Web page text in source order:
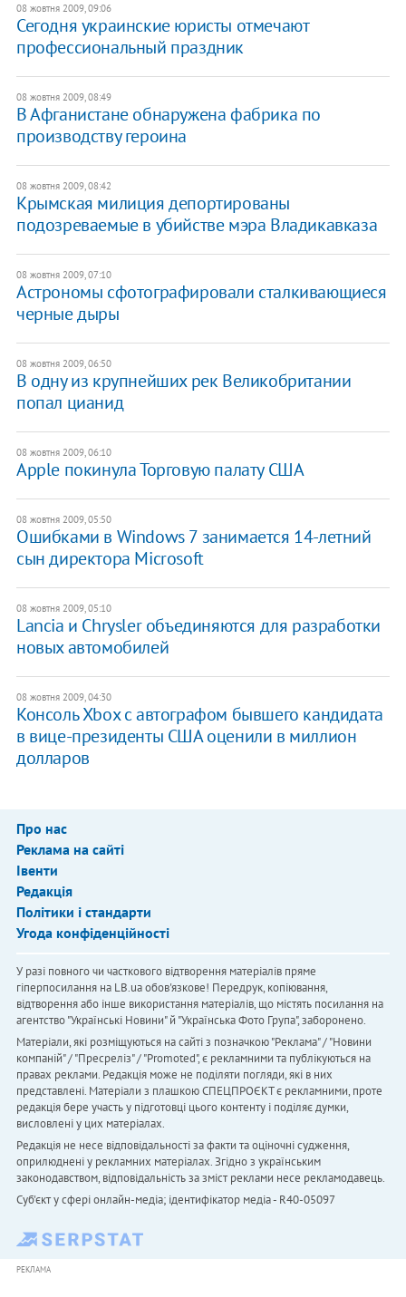
08 жовтня 2009, 09:06
Сегодня украинские юристы отмечают
профессиональный праздник
08 жовтня 2009, 08:49
В Афганистане обнаружена фабрика по
производству героина
08 жовтня 2009, 08:42
Крымская милиция депортированы
подозреваемые в убийстве мэра Владикавказа
08 жовтня 2009, 07:10
Астрономы сфотографировали сталкивающиеся
черные дыры
08 жовтня 2009, 06:50
В одну из крупнейших рек Великобритании
попал цианид
08 жовтня 2009, 06:10
Apple покинула Торговую палату США
08 жовтня 2009, 05:50
Ошибками в Windows 7 занимается 14-летний
сын директора Microsoft
08 жовтня 2009, 05:10
Lancia и Chrysler объединяются для разработки
новых автомобилей
08 жовтня 2009, 04:30
Консоль Xbox с автографом бывшего кандидата
в вице-президенты США оценили в миллион
долларов
Про нас
Реклама на сайті
Івенти
Редакція
Політики і стандарти
Угода конфіденційності
У разі повного чи часткового відтворення матеріалів пряме
гіперпосилання на LB.ua обов'язкове! Передрук, копіювання,
відтворення або інше використання матеріалів, що містять посилання на
агентство "Українськi Новини" й "Українська Фото Група", заборонено.
Матеріали, які розміщуються на сайті з позначкою "Реклама" / "Новини
компаній" / "Пресреліз" / "Promoted", є рекламними та публікуються на
правах реклами. Редакція може не поділяти погляди, які в них
представлені. Матеріали з плашкою СПЕЦПРОЄКТ є рекламними, проте
редакція бере участь у підготовці цього контенту і поділяє думки,
висловлені у цих матеріалах.
Редакція не несе відповідальності за факти та оціночні судження,
оприлюднені у рекламних матеріалах. Згідно з українським
законодавством, відповідальність за зміст реклами несе рекламодавець.
Cуб'єкт у сфері онлайн-медіа; ідентифікатор медіа - R40-05097
РЕКЛАМА